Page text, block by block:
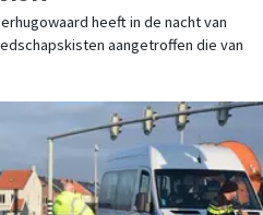
heeft in de nacht van
aangetroffen die van